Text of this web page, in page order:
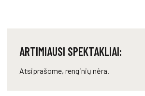
ARTIMIAUSI SPEKTAKLIAI:
Atsiprašome, renginių nėra.